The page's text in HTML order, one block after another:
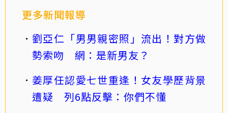
更多新聞報導
劉亞仁「男男親密照」流出！對方做
勢索吻 網：是新男友？
姜厚任認愛七世重逢！女友學歷背景
遭疑 列6點反擊：你們不懂